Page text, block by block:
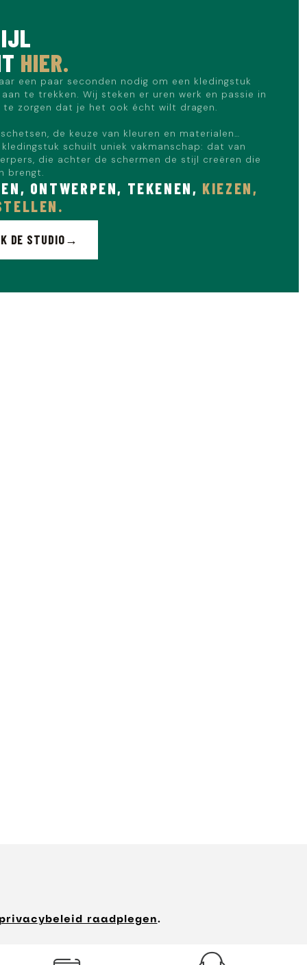
HIER.
een paar seconden nodig om een kledingstuk
aan te trekken. Wij steken er uren werk en passie in
zorgen dat je het ook écht wilt dragen.
de keuze van kleuren en materialen…
schuilt uniek vakmanschap: dat van
die achter de schermen de stijl creëren die
brengt.
ONTWERPEN, TEKENEN, KIEZEN,
DE STUDIO
raadplegen.